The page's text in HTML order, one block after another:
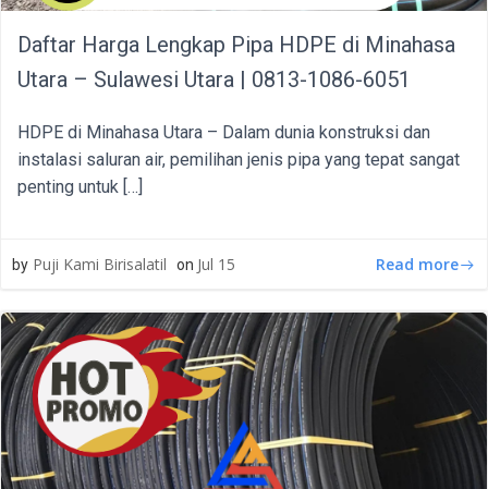
Daftar Harga Lengkap Pipa HDPE di Minahasa
Utara – Sulawesi Utara | 0813-1086-6051
HDPE di Minahasa Utara – Dalam dunia konstruksi dan
instalasi saluran air, pemilihan jenis pipa yang tepat sangat
penting untuk […]
by Puji Kami Birisalatil on Jul 15 Read more